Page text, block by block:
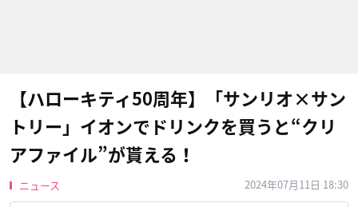
【ハローキティ50周年】「サンリオ×サン
トリー」イオンでドリンクを買うと“クリ
アファイル”が貰える！
ニュース 2024年07月11日 18:30